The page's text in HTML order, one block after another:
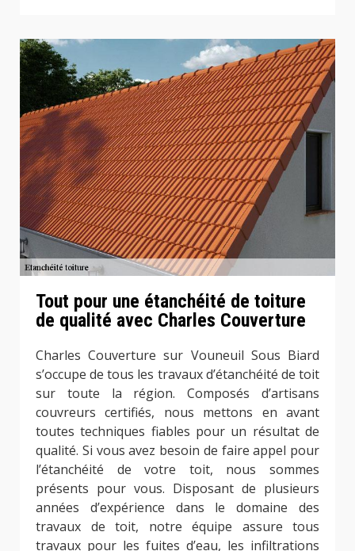
Tout pour une étanchéité de toiture
de qualité avec Charles Couverture
Charles Couverture sur Vouneuil Sous Biard
s’occupe de tous les travaux d’étanchéité de toit
sur toute la région. Composés d’artisans
couvreurs certifiés, nous mettons en avant
toutes techniques fiables pour un résultat de
qualité. Si vous avez besoin de faire appel pour
l’étanchéité de votre toit, nous sommes
présents pour vous. Disposant de plusieurs
années d’expérience dans le domaine des
travaux de toit, notre équipe assure tous
travaux pour les fuites d’eau, les infiltrations